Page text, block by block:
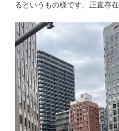
るというもの様です。正直存